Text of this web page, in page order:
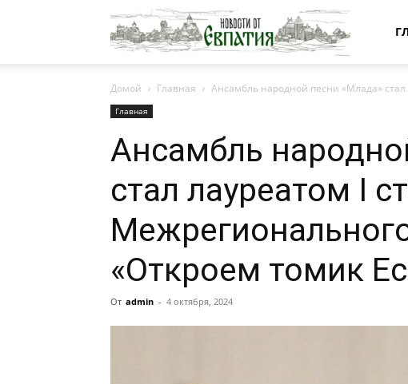
Новости
от
Евпатия
Домой Главная Ансамбль народной песни «Млада»
Главная
Ансамбль
стал лауреатом I
«Откроем томик
От admin - 4 октября, 2024